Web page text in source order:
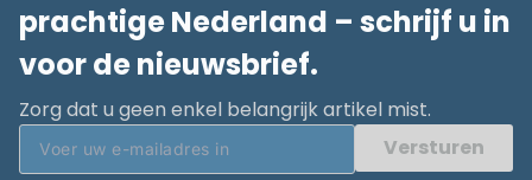
prachtige Nederland – schrijf u in
voor de nieuwsbrief.
Zorg dat u geen enkel belangrijk artikel mist.
Versturen